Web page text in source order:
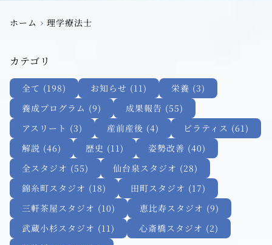
ホーム › 理学療法士
カテゴリ
全て (198) お知らせ (11)
栄養 (3)
養成プログラム (9)
成果報告 (55)
アスリート (3)
産前産後 (4)
ピラティス (61)
解説 (46)
歴史 (11)
姿勢改善 (40)
全スタジオ (55)
仙台泉スタジオ (28)
錦糸町スタジオ (18)
田町スタジオ (17)
三軒茶屋スタジオ (10)
恵比寿スタジオ (9)
武蔵小杉スタジオ (11)
心斎橋スタジオ (2)